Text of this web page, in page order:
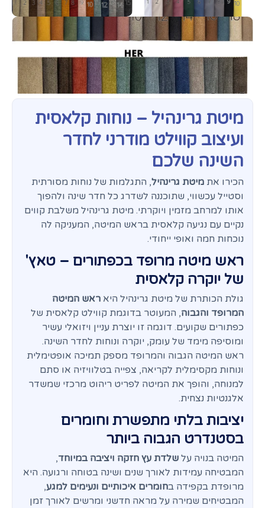
מיטת גרינהיל – נוחות קלאסית
ועיצוב קווילט מודרני לחדר
השינה שלכם
הכירו את מיטת גרינהיל, התגלמות של נוחות מסורתית
וסטייל עכשווי, שתוכננה לשדרג כל חדר שינה ולהפוך
אותו למרחב מזמין ויוקרתי. מיטת גרינהיל משלבת קווים
נקיים עם נגיעה קלאסית בראש המיטה, המעניקה לה
נוכחות חמה ואופי ייחודי.
ראש מיטה מרופד בכפתורים – טאץ'
של יוקרה קלאסית
גולת הכותרת של מיטת גרינהיל היא ראש המיטה
המרופד והגבוה, המעוטר בדוגמת קווילט קלאסית של
כפתורים שקועים. דוגמה זו יוצרת עניין ויזואלי עשיר
ומוסיפה מימד של עומק, יוקרה ונוחות לחדר השינה.
ראש המיטה הגבוה והמרופד מספק תמיכה אופטימלית
ונוחות מקסימלית לקריאה, צפייה בטלוויזיה או סתם
למנוחה, והופך את המיטה לפריט ריהוט מרכזי שמשדר
אלגנטיות נצחית.
יציבות בלתי מתפשרת וחומרים
בסטנדרט הגבוה ביותר
המיטה בנויה על שלדת עץ חזקה ויציבה במיוחד,
המבטיחה עמידות לאורך שנים ושינה בטוחה ורגועה. היא
מרופדת בקפידה בחומרים איכותיים ונעימים למגע,
המבטיחים שמירה על מראה חדשני ומרשים לאורך זמן